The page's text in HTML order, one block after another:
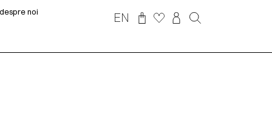
despre noi
EN